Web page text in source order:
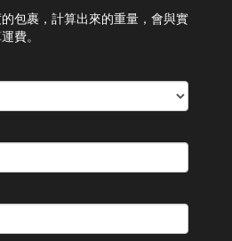
包裹，計算出來的重量，會與實
費。